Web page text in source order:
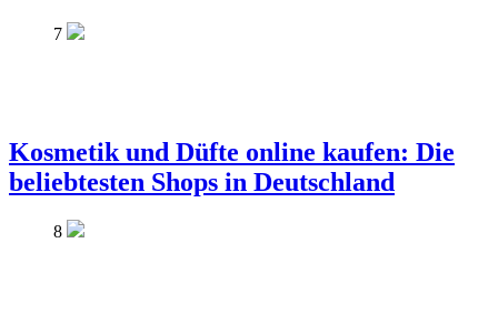
7
Kosmetik und Düfte online kaufen: Die
beliebtesten Shops in Deutschland
8